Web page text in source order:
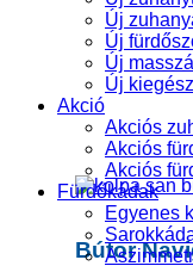
Bútor
Új
Új
Új
Új
Akció
Akciós
Akciós
Akciós
Fürdőkádak
Egyenes